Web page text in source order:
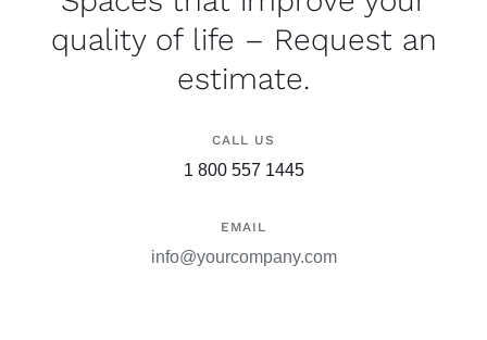
quality of life – Request an
estimate.
CALL US
1 800 557 1445
EMAIL
info@yourcompany.com